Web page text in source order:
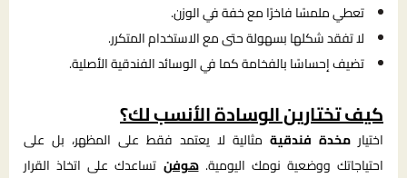
تعطي ملمسًا فاخرًا مع خفة في الوزن.
لا تفقد شكلها بسهولة حتى مع الاستخدام المتكرر.
تضيف إحساسًا بالفخامة كما في الوسائد الفندقية الأصلية.
كيف تختارين الوسادة الأنسب لك؟
اختيار مخدة فندقية مثالية لا يعتمد فقط على المظهر، بل على
احتياجاتك ووضعية نومك اليومية.هوفن تساعدك على اتخاذ القرار